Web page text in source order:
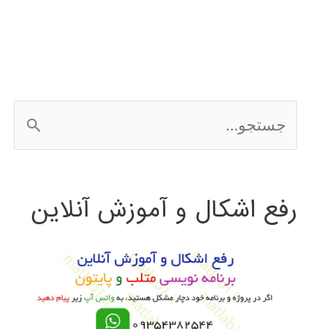
س
ج
رفع اشکال و آموزش آنلاین